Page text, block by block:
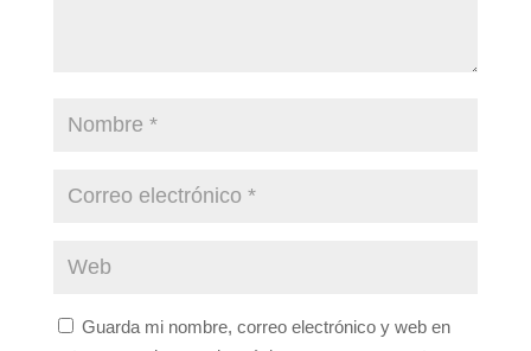
Guarda mi nombre, correo electrónico y web en